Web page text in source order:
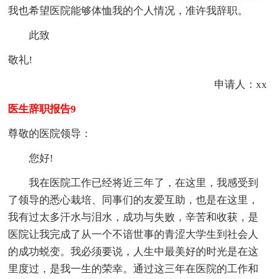
我也希望医院能够体恤我的个人情况，准许我辞职。
此致
敬礼!
申请人：xx
医生辞职报告9
尊敬的医院领导：
您好!
我在医院工作已经将近三年了，在这里，我感受到
了领导的悉心栽培、同事们的友爱互助，也是在这里，
我有过太多汗水与泪水，成功与失败，辛苦和收获，是
医院让我完成了从一个不谙世事的青涩大学生到社会人
的成功蜕变。我必须要说，人生中最美好的时光是在这
里度过，是我一生的荣幸。通过这三年在医院的工作和